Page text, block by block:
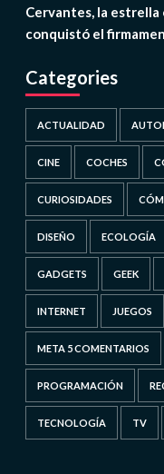
Cervantes, la
conquistó el
Categories
ACTUALIDAD
CINE COCHES
CURIOSIDADES
DISEÑO ECOLOGÍA
GADGETS GEEK
INTERNET JUEGOS
META 5 COMENTARIOS
PROGRAMACIÓN
TECNOLOGÍA TV